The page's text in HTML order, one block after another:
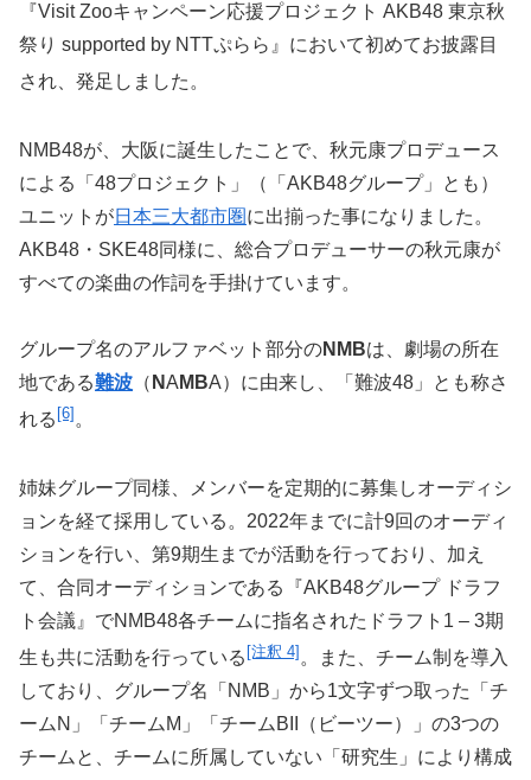
『Visit Zooキャンペーン応援プロジェクト AKB48 東京秋
祭り supported by NTTぷらら』において初めてお披露目
され、発足しました。
NMB48が、大阪に誕生したことで、秋元康プロデュース
による「48プロジェクト」（「AKB48グループ」とも）
ユニットが日本三大都市圏 に出揃った事になりました。
AKB48・SKE48同様に、総合プロデューサーの秋元康が
すべての楽曲の作詞を手掛けています。
グループ名のアルファベット部分のNMBは、劇場の所在
地である難波 （ NA MBA）に由来し、「難波48」とも称さ
れる [6] 。
姉妹グループ同様、メンバーを定期的に募集しオーディシ
ョンを経て採用している。2022年までに計9回のオーディ
ションを行い、第9期生までが活動を行っており、加え
て、合同オーディションである『AKB48グループ ドラフ
ト会議』でNMB48各チームに指名されたドラフト1 – 3期
生も共に活動を行っている [注釈 4] 。また、チーム制を導入
しており、グループ名「NMB」から1文字ずつ取った「チ
ームN」「チームM」「チームBII（ビーツー）」の3つの
チームと、チームに所属していない「研究生」により構成